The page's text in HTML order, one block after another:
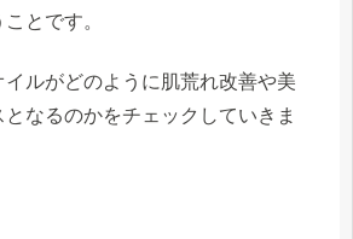
とです。
ルがどのように肌荒れ改善や美
なるのかをチェックしていきま